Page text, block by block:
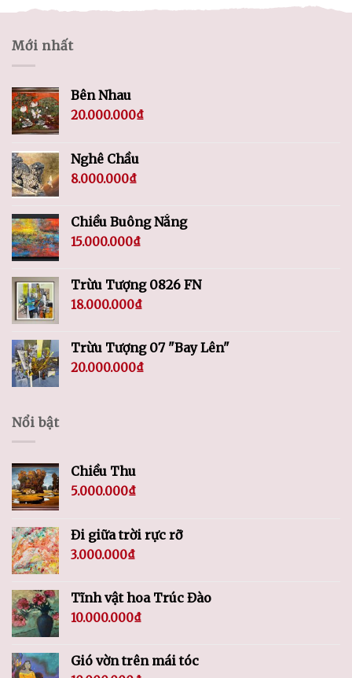
Mới nhất
Bên Nhau
20.000.000₫
Nghê Chầu
8.000.000₫
Chiều Buông Nắng
15.000.000₫
Trừu Tượng 0826 FN
18.000.000₫
Trừu Tượng 07 "Bay Lên"
20.000.000₫
Nổi bật
Chiều Thu
5.000.000₫
Đi giữa trời rực rỡ
3.000.000₫
Tĩnh vật hoa Trúc Đào
10.000.000₫
Gió vờn trên mái tóc